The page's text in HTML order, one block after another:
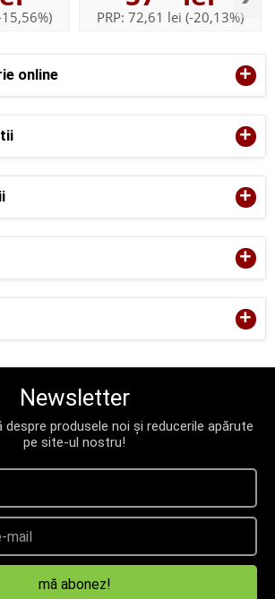
online +
+
PRP: 72,61 lei (-20,13%)
+
+
+
Newsletter
despre produsele noi și reducerile apărute
pe site-ul nostru!
mă abonez!